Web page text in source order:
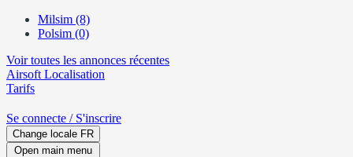
Milsim (8)
Polsim (0)
Voir toutes les annonces récentes
Airsoft Localisation
Tarifs
Se connecte / S'inscrire
Change locale FR
Open main menu